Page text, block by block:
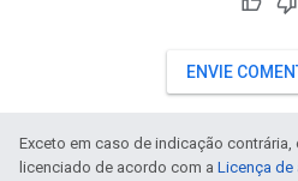
ENVIE
Exceto em caso de indicação
licenciado de acordo com a Licença de